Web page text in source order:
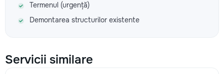
Termenul (urgență)
Demontarea structurilor existente
Servicii similare